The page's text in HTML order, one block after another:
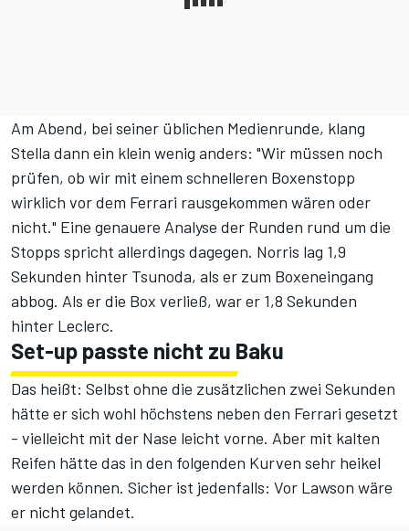
Am Abend, bei seiner üblichen Medienrunde, klang
Stella dann ein klein wenig anders: "Wir müssen noch
prüfen, ob wir mit einem schnelleren Boxenstopp
wirklich vor dem Ferrari rausgekommen wären oder
nicht." Eine genauere Analyse der Runden rund um die
Stopps spricht allerdings dagegen. Norris lag 1,9
Sekunden hinter Tsunoda, als er zum Boxeneingang
abbog. Als er die Box verließ, war er 1,8 Sekunden
hinter Leclerc.
Set-up passte nicht zu Baku
Das heißt: Selbst ohne die zusätzlichen zwei Sekunden
hätte er sich wohl höchstens neben den Ferrari gesetzt
- vielleicht mit der Nase leicht vorne. Aber mit kalten
Reifen hätte das in den folgenden Kurven sehr heikel
werden können. Sicher ist jedenfalls: Vor Lawson wäre
er nicht gelandet.